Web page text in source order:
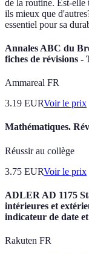
de la routine. Est-elle
ils mieux que
essentiel pour sa
Annales ABC du
fiches de révisions -
Ammareal FR
3.19 EURVoir le prix
Mathématiques.
Réussir au collège
3.75 EURVoir le prix
ADLER AD 1175
intérieures et
indicateur de date
Rakuten FR